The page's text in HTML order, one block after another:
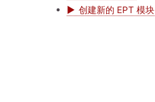
创建新的 EPT 模块